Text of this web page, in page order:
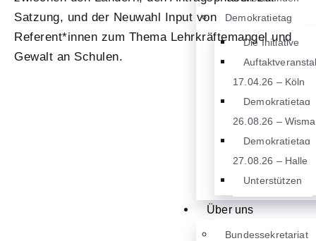
Demokratietag
Die Initiative
17.04.26 – Köln
Demokratietag
26.08.26 –
Demokratietag
27.08.26 – Halle
Unterstützen
Über uns
Bundessekretariat
Satzung, und der Neuwahl Input von
Referent*innen zum Thema Lehrkräftemangel und
Gewalt an Schulen.